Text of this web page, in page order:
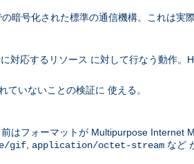
暗号化された標準の通信機構。これは実
対応するリソース に対して行なう動作。
ていないことの検証に 使える。
はフォーマットが Multipurpose Internet
gif application/octet-stream など